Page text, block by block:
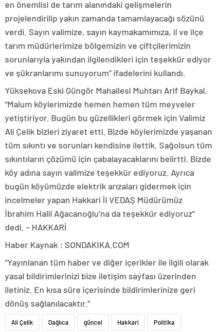
en önemlisi de tarım alanındaki gelişmelerin
projelendirilip yakın zamanda tamamlayacağı sözünü
verdi. Sayın valimize, sayın kaymakamımıza, il ve ilçe
tarım müdürlerimize bölgemizin ve çiftçilerimizin
sorunlarıyla yakından ilgilendikleri için teşekkür ediyor
ve şükranlarımı sunuyorum” ifadelerini kullandı.
Yüksekova Eski Güngör Mahallesi Muhtarı Arif Baykal,
“Malum köylerimizde hemen hemen tüm meyveler
yetiştiriyor. Bugün bu güzellikleri görmek için Valimiz
Ali Çelik bizleri ziyaret etti. Bizde köylerimizde yaşanan
tüm sıkıntı ve sorunları kendisine ilettik. Sağolsun tüm
sıkıntıların çözümü için çabalayacaklarını belirtti. Bizde
köy adına sayın valimize teşekkür ediyoruz. Ayrıca
bugün köyümüzde elektrik arızaları gidermek için
incelmeler yapan Hakkari İl VEDAŞ Müdürümüz
İbrahim Halil Ağacanoğlu’na da teşekkür ediyoruz”
dedi. – HAKKARİ
Haber Kaynak : SONDAKIKA.COM
“Yayınlanan tüm haber ve diğer içerikler ile ilgili olarak
yasal bildirimlerinizi bize iletişim sayfası üzerinden
iletiniz. En kısa süre içerisinde bildirimlerinize geri
dönüş sağlanılacaktır.”
Ali Çelik Dağlıca güncel Hakkari Politika